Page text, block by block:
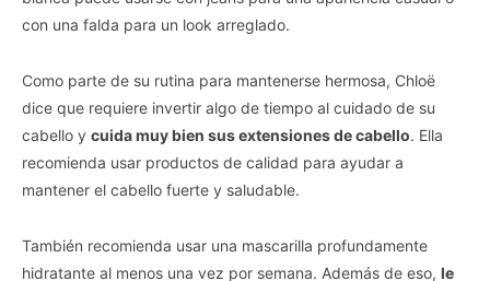
con una falda para un look arreglado.
Como parte de su rutina para mantenerse hermosa, Chloë
dice que requiere invertir algo de tiempo al cuidado de su
cabello y cuida muy bien sus extensiones de cabello. Ella
recomienda usar productos de calidad para ayudar a
mantener el cabello fuerte y saludable.
También recomienda usar una mascarilla profundamente
hidratante al menos una vez por semana. Además de eso, le